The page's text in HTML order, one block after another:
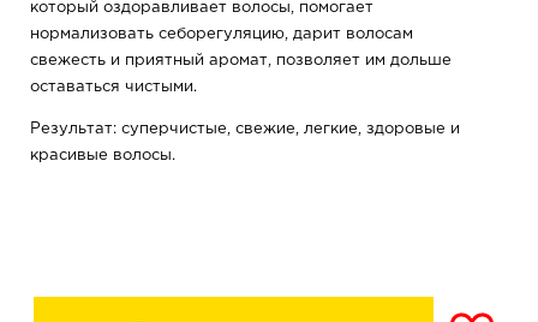
который оздоравливает волосы, помогает
нормализовать себорегуляцию, дарит волосам
свежесть и приятный аромат, позволяет им дольше
оставаться чистыми.
Результат: суперчистые, свежие, легкие, здоровые и
красивые волосы.